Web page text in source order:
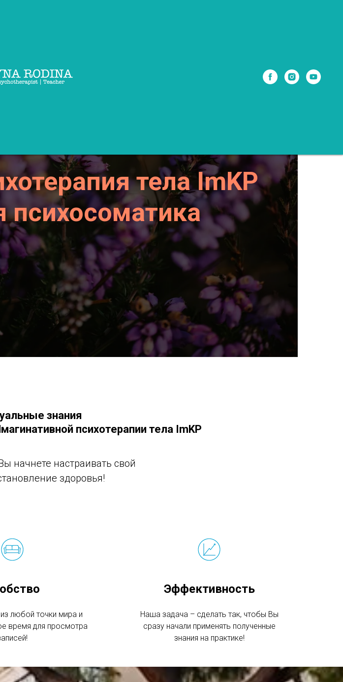
тела ImKP
психосоматика
знания
психотерапии тела ImKP
начнете настраивать свой
здоровья!
любой точки мира и
время для просмотра
Эффективность
Наша задача – сделать так, чтобы Вы
сразу начали применять полученные
знания на практике!